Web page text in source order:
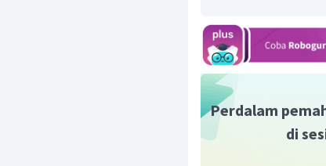
harga atau dapat
karena kelebihan
permintaan yang
akan mendorong
lebih besar daripada
Jadi, jawaban
Perdalam
di